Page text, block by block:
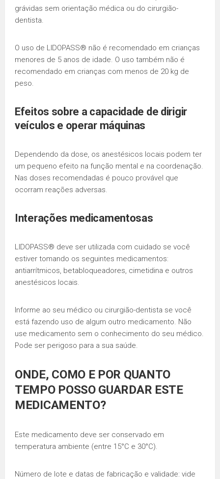
grávidas sem orientação médica ou do cirurgião-
dentista.
O uso de LIDOPASS® não é recomendado em crianças
menores de 5 anos de idade. O uso também não é
recomendado em crianças com menos de 20 kg de
peso.
Efeitos sobre a capacidade de dirigir
veículos e operar máquinas
Dependendo da dose, os anestésicos locais podem ter
um pequeno efeito na função mental e na coordenação.
Nas doses recomendadas é pouco provável que
ocorram reações adversas.
Interações medicamentosas
LIDOPASS® deve ser utilizada com cuidado se você
estiver tomando os seguintes medicamentos:
antiarrítmicos, betabloqueadores, cimetidina e outros
anestésicos locais.
Informe ao seu médico ou cirurgião-dentista se você
está fazendo uso de algum outro medicamento. Não
use medicamento sem o conhecimento do seu médico.
Pode ser perigoso para a sua saúde.
ONDE, COMO E POR QUANTO
TEMPO POSSO GUARDAR ESTE
MEDICAMENTO?
Este medicamento deve ser conservado em
temperatura ambiente (entre 15°C e 30°C).
Número de lote e datas de fabricação e validade: vide